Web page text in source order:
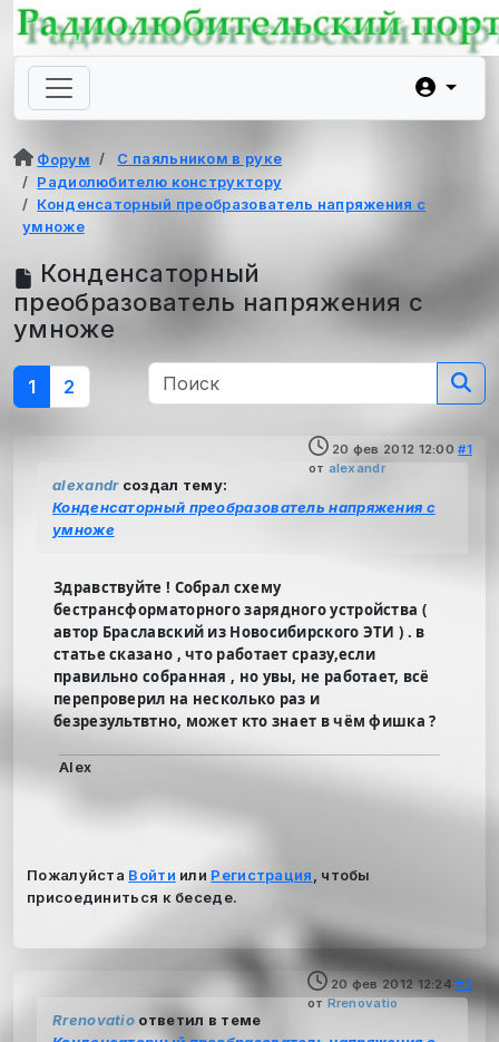
Форум
С паяльником в руке
Радиолюбителю конструктору
Конденсаторный преобразователь напряжения с
умноже
Конденсаторный
преобразователь напряжения с
умноже
1 2
20 фев 2012 12:00 #1
от alexandr
alexandrсоздал тему:
Конденсаторный преобразователь напряжения с
умноже
Здравствуйте ! Собрал схему
бестрансформаторного зарядного устройства (
автор Браславский из Новосибирского ЭТИ ) . в
статье сказано , что работает сразу,если
правильно собранная , но увы, не работает, всё
перепроверил на несколько раз и
безрезультвтно, может кто знает в чём фишка ?
Alex
Пожалуйста Войти или Регистрация
, чтобы
присоединиться к беседе.
20 фев 2012 12:24 #2
от Rrenovatio
Rrenovatio ответил в теме